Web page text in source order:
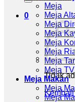
0
Tidak
Meja
Meja
Meja
Meja
Meja
Meja
Meja
Meja TV
Meja Makan
Meja
Meja